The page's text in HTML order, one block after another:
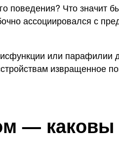
поведения? Что значит
ассоциировался с
или парафилии
извращенное
— каковы